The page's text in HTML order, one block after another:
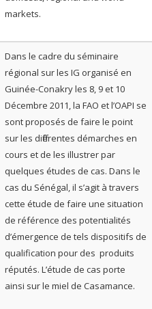
markets.
Dans le cadre du séminaire
régional sur les IG organisé en
Guinée-Conakry les 8, 9 et 10
Décembre 2011, la FAO et l’OAPI se
sont proposés de faire le point
sur les différentes démarches en
cours et de les illustrer par
quelques études de cas. Dans le
cas du Sénégal, il s’agit à travers
cette étude de faire une situation
de référence des potentialités
d’émergence de tels dispositifs de
qualification pour des produits
réputés. L’étude de cas porte
ainsi sur le miel de Casamance.